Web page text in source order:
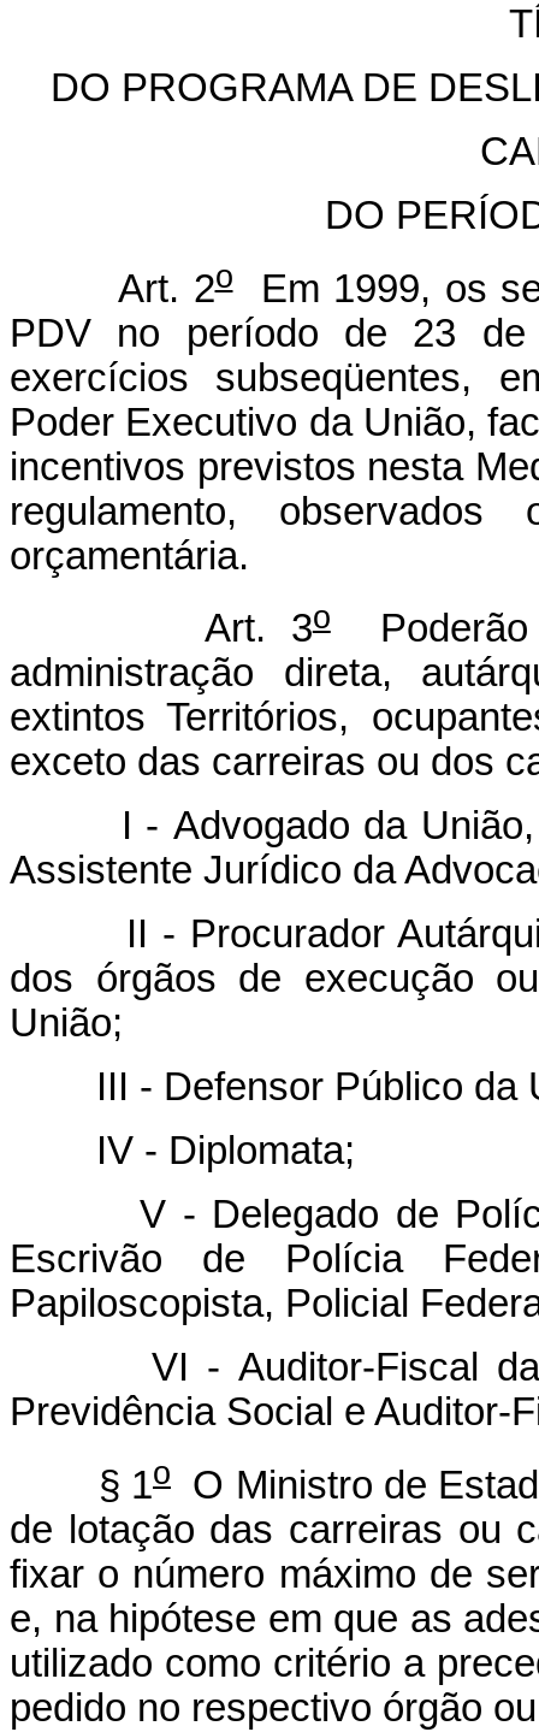
DO PROGRAMA DE
DO
Art. 2oEm 1999, os
PDV no período de 23
exercícios subseqüentes,
Poder Executivo da União,
incentivos previstos nesta
regulamento,
orçamentária.
Art. 3oPoderão
administração direta,
extintos Territórios,
exceto das carreiras ou dos
I - Advogado da União,
Assistente Jurídico da
II - Procurador
dos órgãos de execução
União;
III - Defensor Público da
IV - Diplomata;
V - Delegado de Polícia
Escrivão de Polícia
Papiloscopista, Policial
VI - Auditor-Fiscal da
Previdência Social e Auditor-
§ 1o
O Ministro de
de lotação das carreiras ou
fixar o número máximo de
e, na hipótese em que as
utilizado como critério a
pedido no respectivo órgão